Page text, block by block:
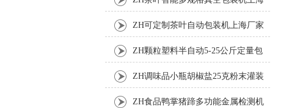
厂家 ZH可定制茶叶自动包装机上海厂家
ZH颗粒塑料半自动5-25公斤定量包
装机 ZH调味品小瓶胡椒盐25克粉末灌装
ZH食品鸭掌猪蹄多功能金属检测机